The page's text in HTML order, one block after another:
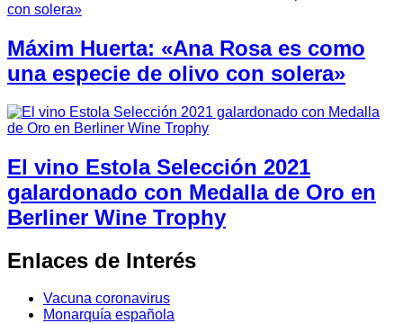
Máxim Huerta: «Ana Rosa es como
una especie de olivo con solera»
El vino Estola Selección 2021
galardonado con Medalla de Oro en
Berliner Wine Trophy
Enlaces de Interés
Vacuna coronavirus
Monarquía española